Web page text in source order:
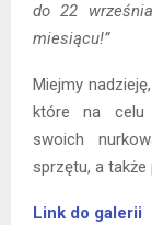
do 22
miesiącu!”
Miejmy
które na celu
swoich
sprzętu, a także
Link do galerii